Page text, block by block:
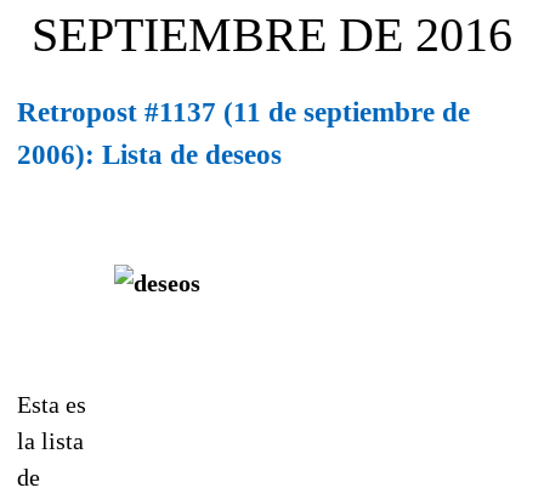
SEPTIEMBRE DE 2016
Retropost #1137 (11 de septiembre de
2006): Lista de deseos
Esta es
la lista
de